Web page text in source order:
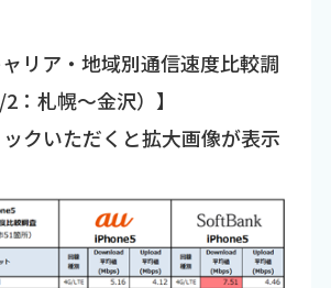
ャリア・地域別通信速度比較調
札幌～金沢）】
クいただくと拡大画像が表示